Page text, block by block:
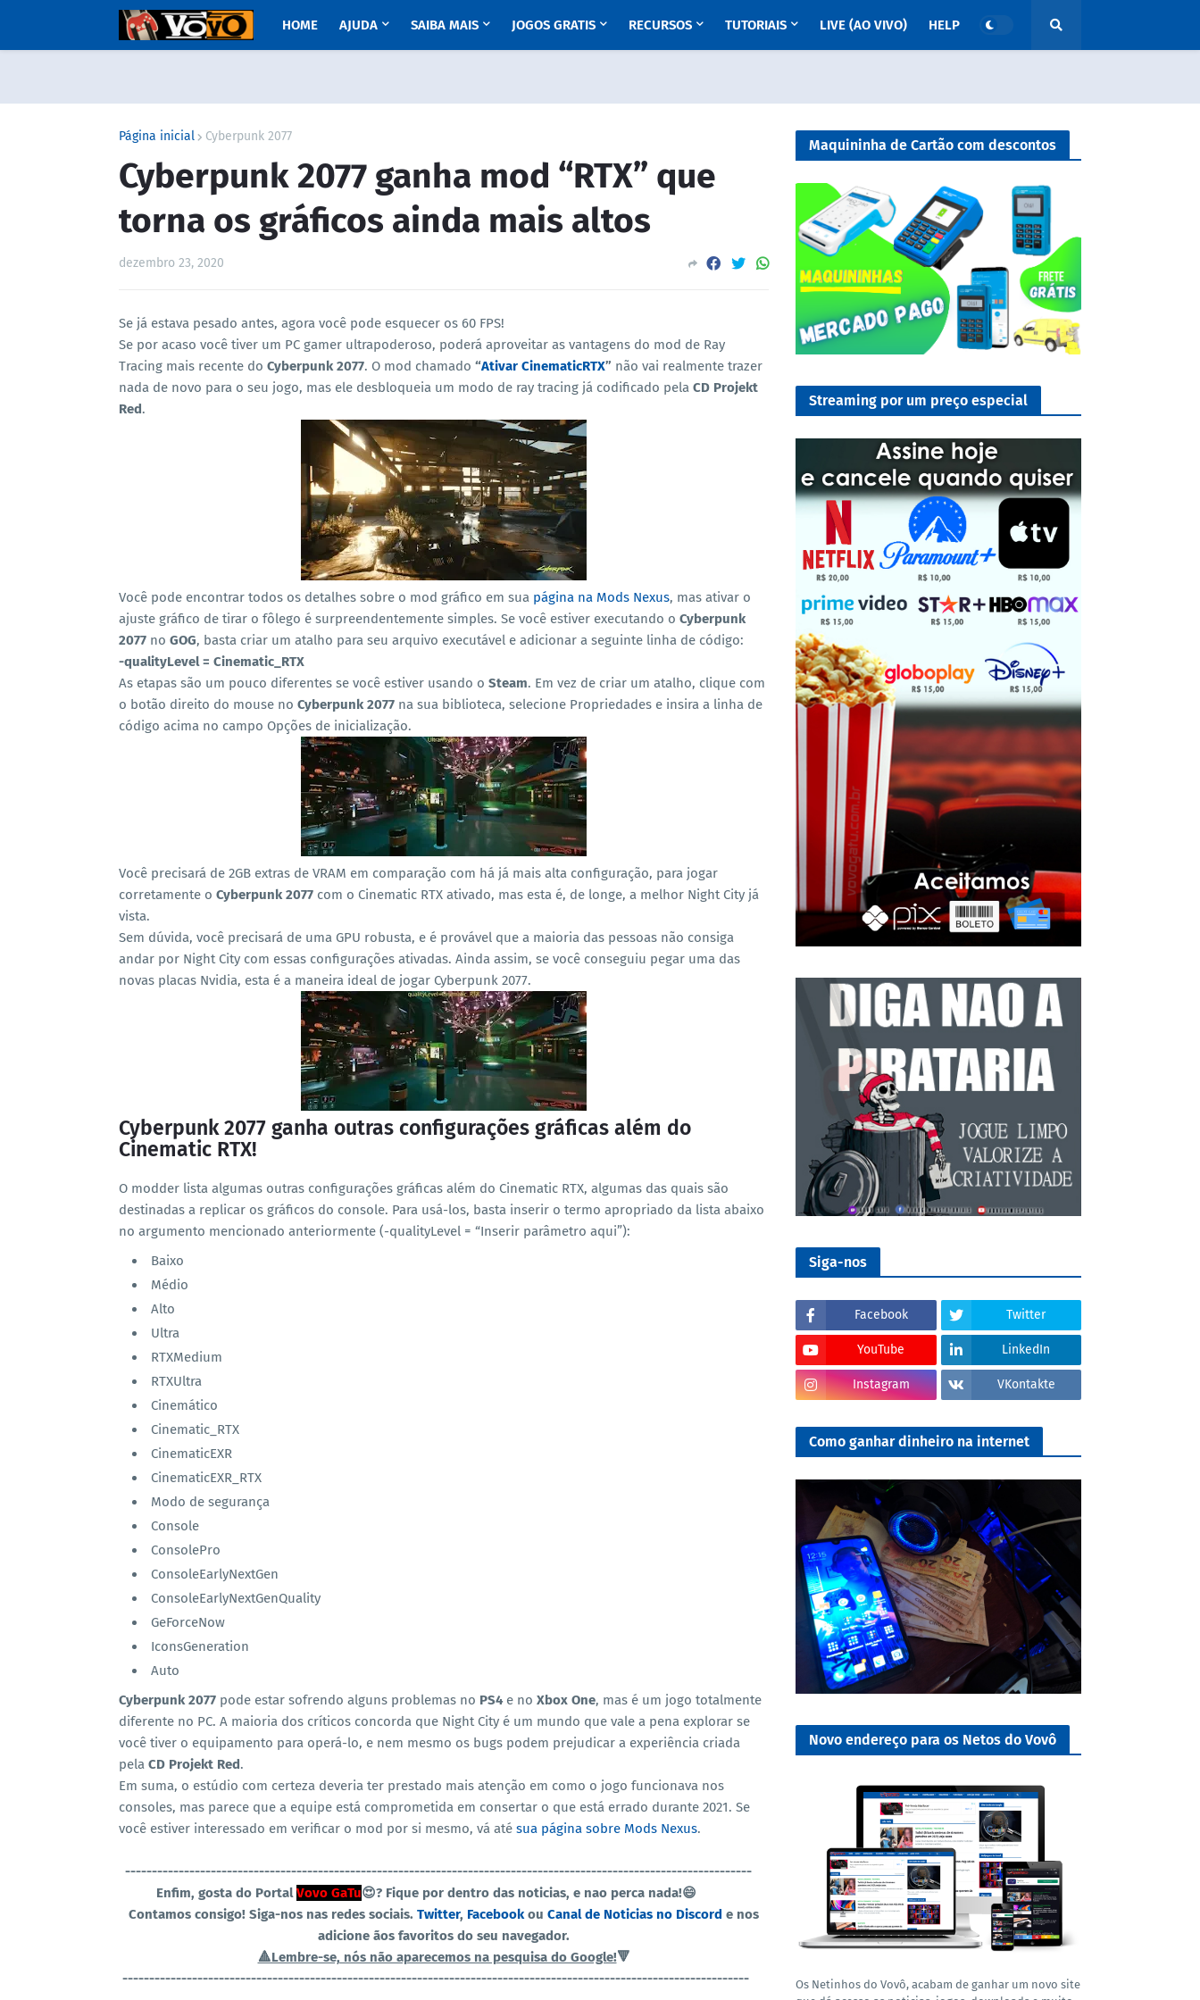
HOME AJUDA SAIBA MAIS JOGOS GRATIS RECURSOS TUTORIAIS LIVE (AO VIVO) HELP
Página inicial Cyberpunk 2077
Cyberpunk 2077 ganha mod “RTX” que
torna os gráficos ainda mais altos
dezembro 23, 2020
Se já estava pesado antes, agora você pode esquecer os 60 FPS!
Se por acaso você tiver um PC gamer ultrapoderoso, poderá aproveitar as vantagens do mod de Ray
Tracing mais recente do Cyberpunk 2077. O mod chamado “Ativar CinematicRTX” não vai realmente trazer
nada de novo para o seu jogo, mas ele desbloqueia um modo de ray tracing já codificado pela CD Projekt
Red.
Você pode encontrar todos os detalhes sobre o mod gráfico em sua página na Mods Nexus, mas ativar o
ajuste gráfico de tirar o fôlego é surpreendentemente simples. Se você estiver executando o Cyberpunk
2077 no GOG, basta criar um atalho para seu arquivo executável e adicionar a seguinte linha de código:
-qualityLevel = Cinematic_RTX
As etapas são um pouco diferentes se você estiver usando o Steam. Em vez de criar um atalho, clique com
o botão direito do mouse no Cyberpunk 2077 na sua biblioteca, selecione Propriedades e insira a linha de
código acima no campo Opções de inicialização.
Você precisará de 2GB extras de VRAM em comparação com há já mais alta configuração, para jogar
corretamente o Cyberpunk 2077 com o Cinematic RTX ativado, mas esta é, de longe, a melhor Night City já
vista.
Sem dúvida, você precisará de uma GPU robusta, e é provável que a maioria das pessoas não consiga
andar por Night City com essas configurações ativadas. Ainda assim, se você conseguiu pegar uma das
novas placas Nvidia, esta é a maneira ideal de jogar Cyberpunk 2077.
Cyberpunk 2077 ganha outras configurações gráficas além do
Cinematic RTX!
O modder lista algumas outras configurações gráficas além do Cinematic RTX, algumas das quais são
destinadas a replicar os gráficos do console. Para usá-los, basta inserir o termo apropriado da lista abaixo
no argumento mencionado anteriormente (-qualityLevel = “Inserir parâmetro aqui”):
Baixo
Médio
Alto
Ultra
RTXMedium
RTXUltra
Cinemático
Cinematic_RTX
CinematicEXR
CinematicEXR_RTX
Modo de segurança
Console
ConsolePro
ConsoleEarlyNextGen
ConsoleEarlyNextGenQuality
GeForceNow
IconsGeneration
Auto
Cyberpunk 2077 pode estar sofrendo alguns problemas no PS4e no Xbox One, mas é um jogo totalmente
diferente no PC. A maioria dos críticos concorda que Night City é um mundo que vale a pena explorar se
você tiver o equipamento para operá-lo, e nem mesmo os bugs podem prejudicar a experiência criada
pela CD Projekt Red.
Em suma, o estúdio com certeza deveria ter prestado mais atenção em como o jogo funcionava nos
consoles, mas parece que a equipe está comprometida em consertar o que está errado durante 2021. Se
você estiver interessado em verificar o mod por si mesmo, vá até sua página sobre Mods Nexus.
---------------------------------------------------------------------------------------------------------------------
Enfim, gosta do PortalVovo GaTu😍? Fique por dentro das noticias, e nao perca nada!😄
Contamos consigo! Siga-nos nas redes sociais. Twitter, Facebookou Canal de Noticias no Discord e nos
adicione ãos favoritos do seu navegador.
🔺Lembre-se, nós não aparecemos na pesquisa do Google!🔻
---------------------------------------------------------------------------------------------------------------------
Maquininha de Cartão com descontos
Streaming por um preço especial
Siga-nos
Facebook Twitter
YouTube LinkedIn
Instagram VKontakte
Como ganhar dinheiro na internet
Novo endereço para os Netos do Vovô
Os Netinhos do Vovô, acabam de ganhar um novo site